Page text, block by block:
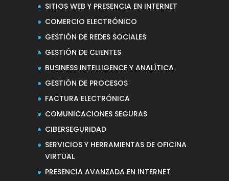
SITIOS WEB Y PRESENCIA EN INTERNET
COMERCIO ELECTRÓNICO
GESTIÓN DE REDES SOCIALES
GESTIÓN DE CLIENTES
BUSINESS INTELLIGENCE Y ANALÍTICA
GESTIÓN DE PROCESOS
FACTURA ELECTRÓNICA
COMUNICACIONES SEGURAS
CIBERSEGURIDAD
SERVICIOS Y HERRAMIENTAS DE OFICINA
VIRTUAL
PRESENCIA AVANZADA EN INTERNET